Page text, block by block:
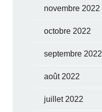
novembre 2022
octobre 2022
septembre 2022
août 2022
juillet 2022